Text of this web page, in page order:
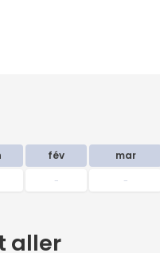
fév mar
- -
aller